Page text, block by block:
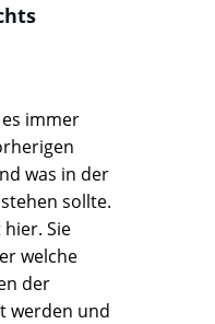
immer
was in der
sollte.
Sie
welche
der
werden und